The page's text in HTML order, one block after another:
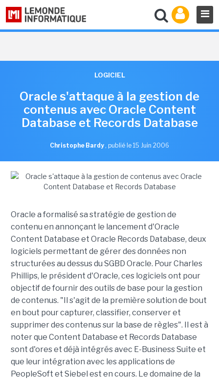
LOGICIEL
Oracle s'attaque à la gestion de
contenus avec Oracle Content
Database et Records Database
Christophe Bardy , publié le 15 Juin 2006
Oracle a formalisé sa stratégie de gestion de
contenu en annonçant le lancement d'Oracle
Content Database et Oracle Records Database, deux
logiciels permettant de gérer des données non
structurées au dessus du SGBD Oracle. Pour Charles
Phillips, le président d'Oracle, ces logiciels ont pour
objectif de fournir des outils de base pour la gestion
de contenus. "Il s'agit de la première solution de bout
en bout pour capturer, classifier, conserver et
supprimer des contenus sur la base de règles". Il est à
noter que Content Database et Records Database
sont d'ores et déjà intégrés avec E-Business Suite et
que leur intégration avec les applications de
PeopleSoft et Siebel est en cours. Le domaine de la